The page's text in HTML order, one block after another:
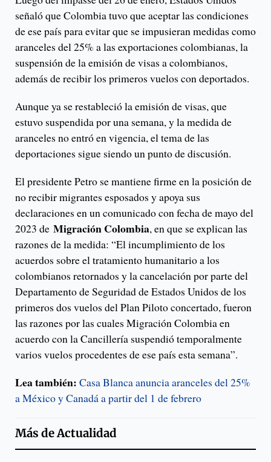
señaló que Colombia tuvo que aceptar las condiciones
de ese país para evitar que se impusieran medidas como
aranceles del 25% a las exportaciones colombianas, la
suspensión de la emisión de visas a colombianos,
además de recibir los primeros vuelos con deportados.
Aunque ya se restableció la emisión de visas, que
estuvo suspendida por una semana, y la medida de
aranceles no entró en vigencia, el tema de las
deportaciones sigue siendo un punto de discusión.
El presidente Petro se mantiene firme en la posición de
no recibir migrantes esposados y apoya sus
declaraciones en un comunicado con fecha de mayo del
2023 de Migración Colombia, en que se explican las
razones de la medida: “El incumplimiento de los
acuerdos sobre el tratamiento humanitario a los
colombianos retornados y la cancelación por parte del
Departamento de Seguridad de Estados Unidos de los
primeros dos vuelos del Plan Piloto concertado, fueron
las razones por las cuales Migración Colombia en
acuerdo con la Cancillería suspendió temporalmente
varios vuelos procedentes de ese país esta semana”.
Lea también: Casa Blanca anuncia aranceles del 25%
a México y Canadá a partir del 1 de febrero
Más deActualidad